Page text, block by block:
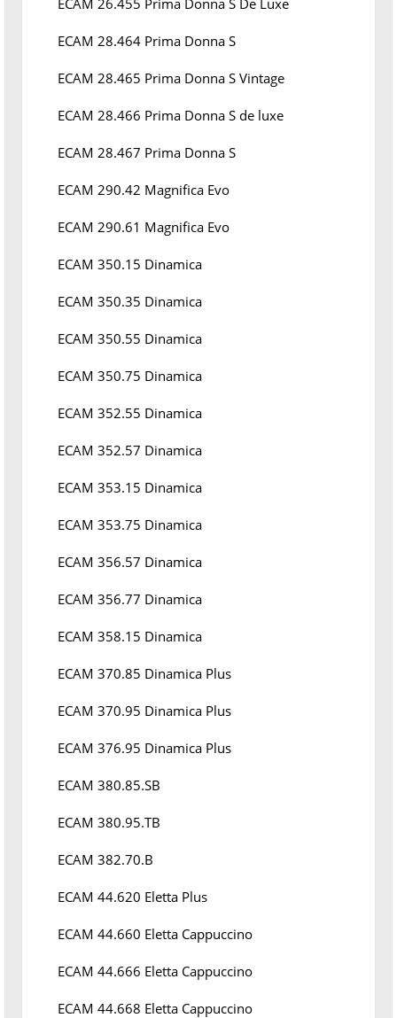
ECAM 26.455 Prima Donna S De Luxe
ECAM 28.464 Prima Donna S
ECAM 28.465 Prima Donna S Vintage
ECAM 28.466 Prima Donna S de luxe
ECAM 28.467 Prima Donna S
ECAM 290.42 Magnifica Evo
ECAM 290.61 Magnifica Evo
ECAM 350.15 Dinamica
ECAM 350.35 Dinamica
ECAM 350.55 Dinamica
ECAM 350.75 Dinamica
ECAM 352.55 Dinamica
ECAM 352.57 Dinamica
ECAM 353.15 Dinamica
ECAM 353.75 Dinamica
ECAM 356.57 Dinamica
ECAM 356.77 Dinamica
ECAM 358.15 Dinamica
ECAM 370.85 Dinamica Plus
ECAM 370.95 Dinamica Plus
ECAM 376.95 Dinamica Plus
ECAM 380.85.SB
ECAM 380.95.TB
ECAM 382.70.B
ECAM 44.620 Eletta Plus
ECAM 44.660 Eletta Cappuccino
ECAM 44.666 Eletta Cappuccino
ECAM 44.668 Eletta Cappuccino